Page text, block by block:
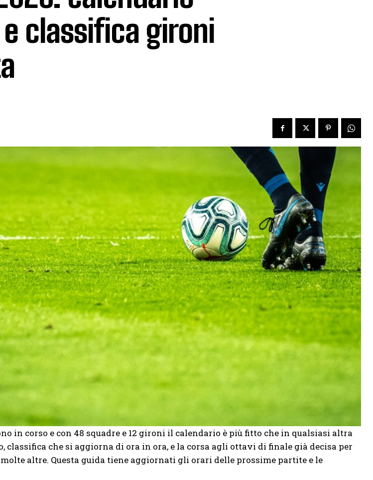
classifica gironi
in corso e con 48 squadre e 12 gironi il calendario è più fitto che in qualsiasi altra
classifica che si aggiorna di ora in ora, e la corsa agli ottavi di finale già decisa per
altre. Questa guida tiene aggiornati gli orari delle prossime partite e le